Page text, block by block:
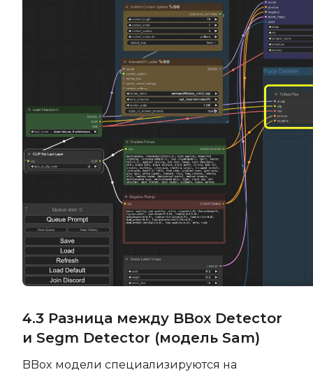
4.3 Разница между BBox Detector
и Segm Detector (модель Sam)
BBox модели специализируются на